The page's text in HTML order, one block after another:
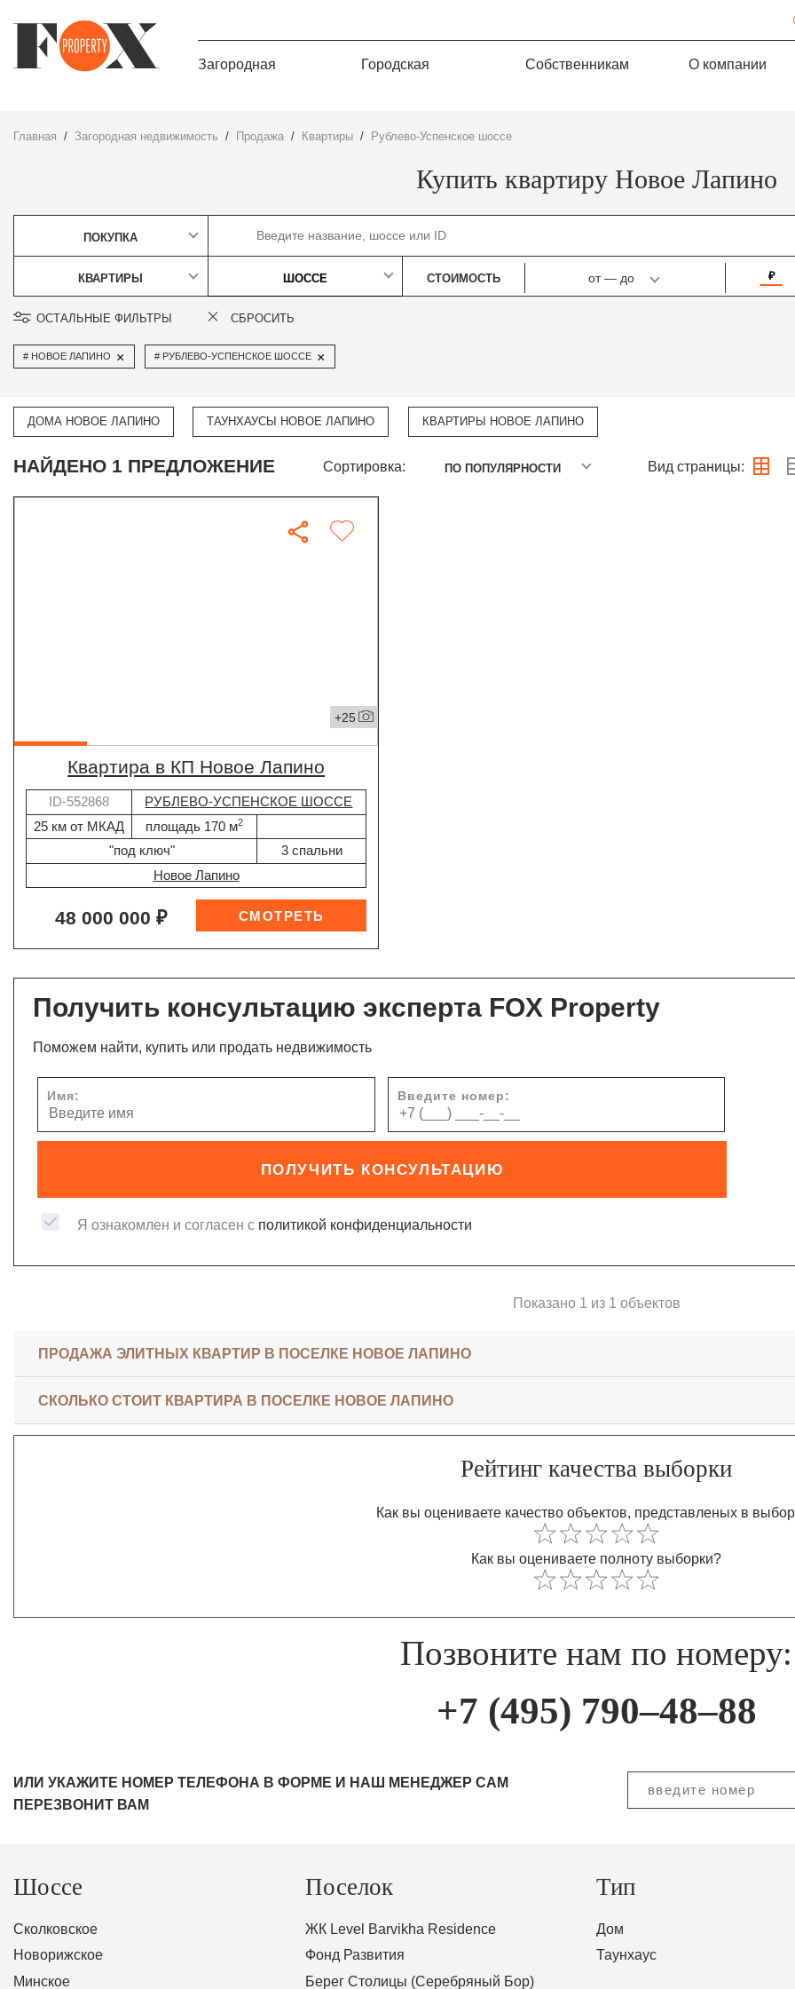
Загородная Городская Собственникам О компании
Главная Загородная недвижимость Продажа квартиры Рублево-Успенское шоссе
Купить квартиру Новое Лапино
ПОКУПКА
КВАРТИРЫ ШОССЕ СТОИМОСТЬ от—до ₽
ОСТАЛЬНЫЕ ФИЛЬТРЫ СБРОСИТЬ
НОВОЕ ЛАПИНО × РУБЛЕВО-УСПЕНСКОЕ ШОССЕ ×
ДОМА НОВОЕ ЛАПИНО ТАУНХАУСЫ НОВОЕ ЛАПИНО КВАРТИРЫ НОВОЕ ЛАПИНО
НАЙДЕНО 1 ПРЕДЛОЖЕНИЕ Сортировка: ПО ПОПУЛЯРНОСТИ Вид страницы:
+25
квартира в КП Новое Лапино
ID-552868
РУБЛЕВО-УСПЕНСКОЕ ШОССЕ
25 км от МКАД
площадь 170 м2
"под ключ"
3 спальни
Новое Лапино
48 000 000 ₽
Получить консультацию эксперта FOX Property
Поможем найти, купить или продать недвижимость
Имя: Введите номер:
ПОЛУЧИТЬ КОНСУЛЬТАЦИЮ
Я ознакомлен и согласен с политикой конфиденциальности
Показано 1 из 1 объектов
ПРОДАЖА ЭЛИТНЫХ КВАРТИР В ПОСЕЛКЕ НОВОЕ ЛАПИНО
СКОЛЬКО СТОИТ КВАРТИРА В ПОСЕЛКЕ НОВОЕ ЛАПИНО
Рейтинг качества выборки
Как вы оцениваете качество объектов, представленых в
Как вы оцениваете полноту выборки?
Позвоните нам по номеру:
+7 (495) 790–48–88
ИЛИ УКАЖИТЕ НОМЕР ТЕЛЕФОНА В ФОРМЕ И НАШ МЕНЕДЖЕР САМ
ПЕРЕЗВОНИТ ВАМ
Шоссе
Сколковское
Новорижское
Минское
Поселок
ЖК Level Barvikha Residence
Фонд Развития
Берег Столицы (Серебряный Бор)
Тип
Дом
Таунхаус